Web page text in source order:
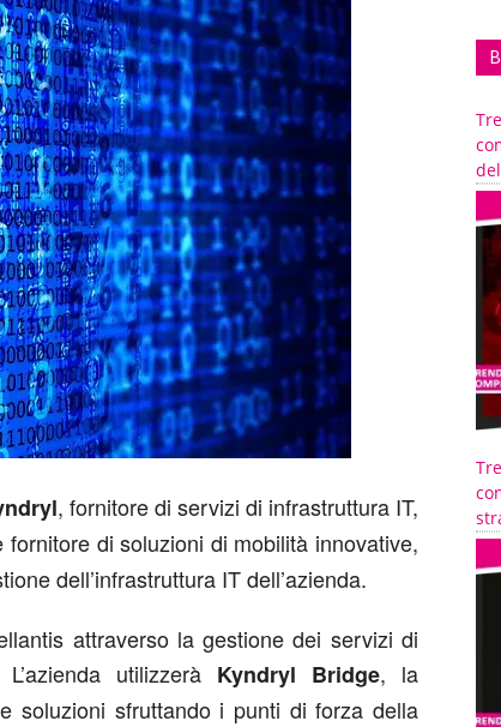
, fornitore di servizi di infrastruttura IT,
di soluzioni di mobilità innovative,
dell’infrastruttura IT dell’azienda.
attraverso la gestione dei servizi di
utilizzerà Kyndryl Bridge, la
soluzioni sfruttando i punti di forza della